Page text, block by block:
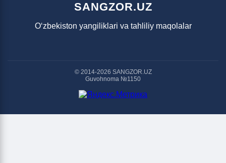
SANGZOR.UZ
O‘zbekiston yangiliklari va tahliliy maqolalar
© 2014-2026 SANGZOR.UZ
Guvohnoma №1150